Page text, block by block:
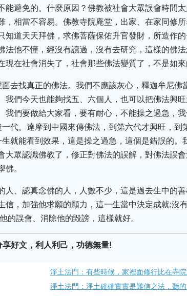
避免的。什麼原因？佛教被社會大眾誤會時間太
相當不容易。佛教寺院庵堂，出家、在家同修
知道天天拜佛，求佛菩薩保佑升官發財，所造作
他不懂，經沒有讀過，沒有去研究，這樣的佛
在社會消失了，社會那些佛法變質了，不是如來
去找真正的佛法。我們不應該灰心，釋迦牟尼佛
們今天也能夠找五、六個人，也可以把佛法興
們要做給大家看，要有耐心，不能操之過急，我
代。達摩到中國來傳佛法，到第六代才興旺，到
就能看到效果，這是操之過急，這個是錯誤的。
眾認識佛教了，修正對佛法的誤解，對佛法誤
佛。
、認真念佛的人，人數不少，這是過去生中的
，加強他求願的願力，這一生當中決定成就;沒
的誤會、消除他的毀謗，這樣就好。
享好文，利人利己，功德無量!
淨土法門：有些時候，家裡面修行比在寺
淨土法門：淨土確確實實是難信之法，聽